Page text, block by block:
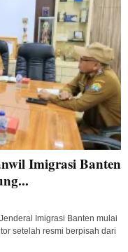
Imigrasi Banten
Imigrasi Banten mulai
setelah resmi berpisah dari